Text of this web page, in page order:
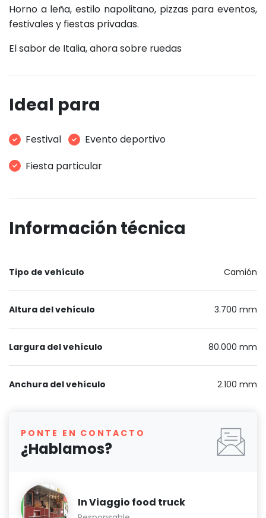
Horno a leña, estilo napolitano, pizzas para eventos,
festivales y fiestas privadas.
El sabor de Italia, ahora sobre ruedas
Ideal para
Festival
Evento deportivo
Fiesta particular
Información técnica
Tipo de vehículo Camión
Altura del vehículo 3.700 mm
Largura del vehículo 80.000 mm
Anchura del vehículo 2.100 mm
PONTE EN CONTACTO
¿Hablamos?
In Viaggio food truck